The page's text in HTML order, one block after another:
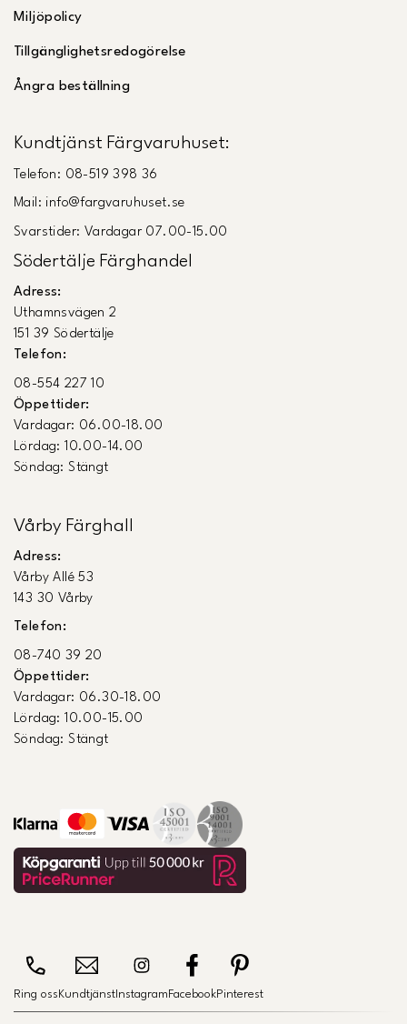
Miljöpolicy
Tillgänglighetsredogörelse
Ångra beställning
Kundtjänst Färgvaruhuset:
Telefon: 08-519 398 36
Mail: info@fargvaruhuset.se
Svarstider: Vardagar 07.00-15.00
Södertälje Färghandel
Adress:
Uthamnsvägen 2
151 39 Södertälje
Telefon:
08-554 227 10
Öppettider:
Vardagar: 06.00-18.00
Lördag: 10.00-14.00
Söndag: Stängt
Vårby Färghall
Adress:
Vårby Allé 53
143 30 Vårby
Telefon:
08-740 39 20
Öppettider:
Vardagar: 06.30-18.00
Lördag: 10.00-15.00
Söndag: Stängt
Ring oss Kundtjänst Instagram FacebookPinterest